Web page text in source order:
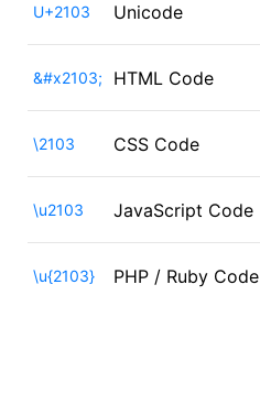
U+2103 Unicode
&#x2103; HTML Code
\2103 CSS Code
\u2103 JavaScript Code
\u{2103} PHP / Ruby Code